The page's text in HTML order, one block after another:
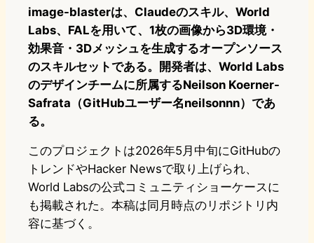
image-blasterは、Claudeのスキル、World
Labs、FALを用いて、1枚の画像から3D環境・
効果音・3Dメッシュを生成するオープンソース
のスキルセットである。開発者は、World Labs
のデザインチームに所属するNeilson Koerner-
Safrata（GitHubユーザー名neilsonnn）であ
る。
このプロジェクトは2026年5月中旬にGitHubの
トレンドやHacker Newsで取り上げられ、
World Labsの公式コミュニティショーケースに
も掲載された。本稿は同月時点のリポジトリ内
容に基づく。